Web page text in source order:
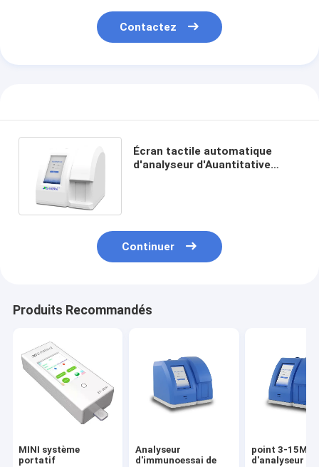
Contactez
Écran tactile automatique
d'analyseur d'Auantitative
Continuer
Produits Recommandés
MINI système
portatif
Analyseur
d'immunoessai de
point 3-
d'analyseur